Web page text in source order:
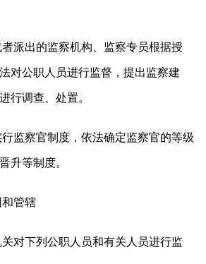
派出的监察机构、监察专员根据授
对公职人员进行监督，提出监察建
行调查、处置。
监察官制度，依法确定监察官的等级
升等制度。
管辖
对下列公职人员和有关人员进行监